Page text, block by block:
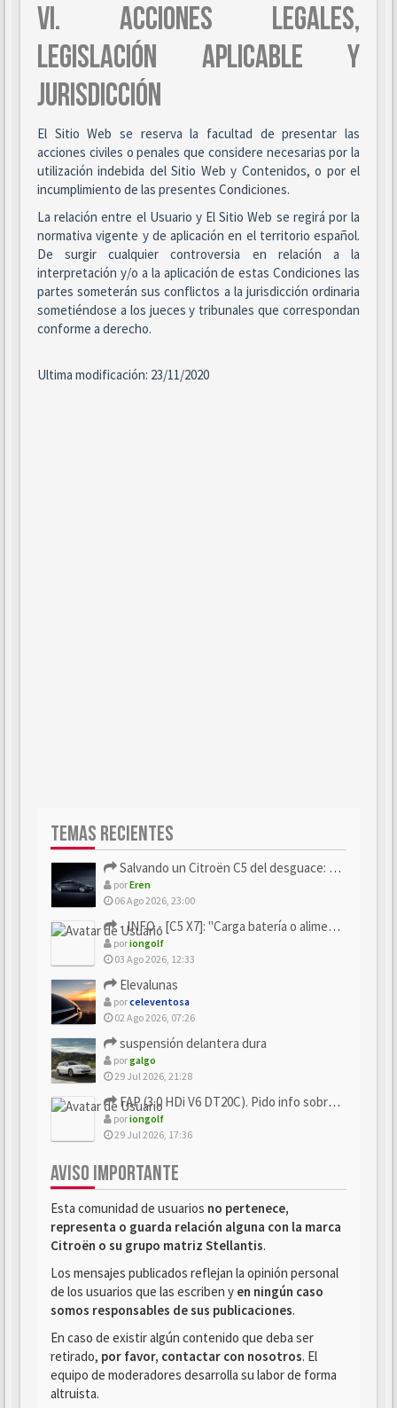
VI. ACCIONES LEGALES,
LEGISLACIÓN APLICABLE Y
JURISDICCIÓN
El Sitio Web se reserva la facultad de presentar las
acciones civiles o penales que considere necesarias por la
utilización indebida del Sitio Web y Contenidos, o por el
incumplimiento de las presentes Condiciones.
La relación entre el Usuario y El Sitio Web se regirá por la
normativa vigente y de aplicación en el territorio español.
De surgir cualquier controversia en relación a la
interpretación y/o a la aplicación de estas Condiciones las
partes someterán sus conflictos a la jurisdicción ordinaria
sometiéndose a los jueces y tribunales que correspondan
conforme a derecho.
Ultima modificación: 23/11/2020
TEMAS RECIENTES
Salvando un Citroën C5 del desguace: Presentación y seguimiento
porEren
06 Ago 2026, 23:00
- INFO - [C5 X7]: "Carga batería o alimentación eléctri...
poriongolf
03 Ago 2026, 12:33
Elevalunas
porceleventosa
02 Ago 2026, 07:26
suspensión delantera dura
porgalgo
29 Jul 2026, 21:28
FAP (3.0 HDi V6 DT20C). Pido info sobre su sustitución
poriongolf
29 Jul 2026, 17:36
AVISO IMPORTANTE
Esta comunidad de usuarios no pertenece,
representa o guarda relación alguna con la marca
Citroën o su grupo matriz Stellantis.
Los mensajes publicados reflejan la opinión personal
de los usuarios que las escriben y en ningún caso
somos responsables de sus publicaciones.
En caso de existir algún contenido que deba ser
retirado, por favor, contactar con nosotros. El
equipo de moderadores desarrolla su labor de forma
altruista.